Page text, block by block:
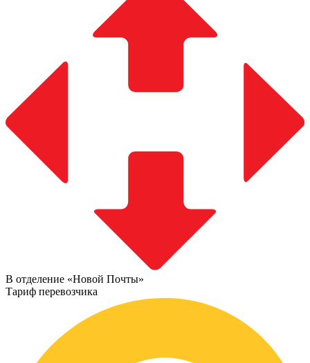
В отделение «Новой Почты»
Тариф перевозчика